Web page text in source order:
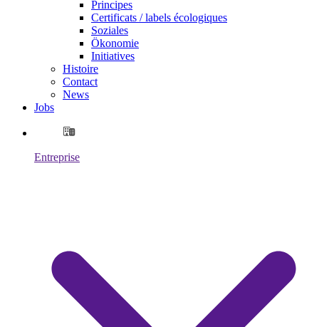
Principes
Certificats / labels écologiques
Soziales
Ökonomie
Initiatives
Histoire
Contact
News
Jobs
Entreprise